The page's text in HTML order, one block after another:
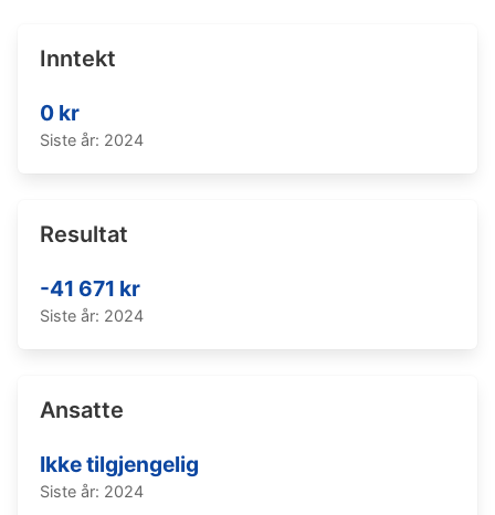
Inntekt
0 kr
Siste år: 2024
Resultat
-41 671 kr
Siste år: 2024
Ansatte
Ikke tilgjengelig
Siste år: 2024